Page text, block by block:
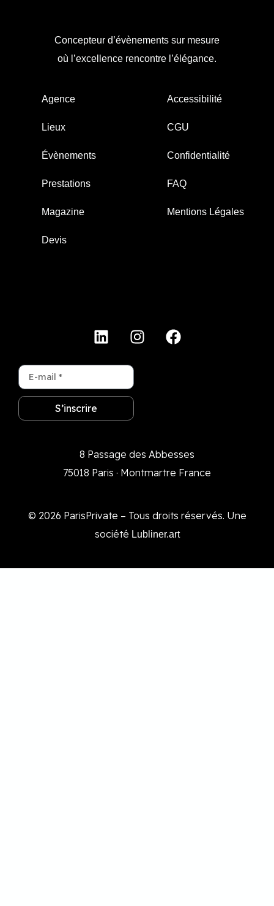
Concepteur d’évènements sur mesure
où l’excellence rencontre l’élégance.
Agence
Lieux
Évènements
Prestations
Magazine
Devis
Accessibilité
CGU
Confidentialité
FAQ
Mentions Légales
S’inscrire
8 Passage des Abbesses
75018 Paris · Montmartre France
© 2026 ParisPrivate – Tous droits réservés. Une
société Lubliner.art